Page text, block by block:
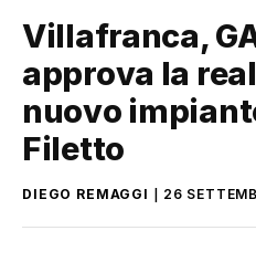
Villafranca,
approva la
nuovo
Filetto
DIEGO REMAGGI 26